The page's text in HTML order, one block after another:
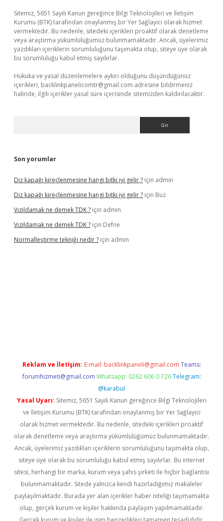
Sitemiz, 5651 Sayılı Kanun gereğince Bilgi Teknolojileri ve İletişim
Kurumu (BTK) tarafından onaylanmış bir Yer Sağlayıcı olarak hizmet
vermektedir. Bu nedenle, sitedeki içerikleri proaktif olarak denetleme
veya araştırma yükümlülüğümüz bulunmamaktadır. Ancak, üyelerimiz
yazdıkları içeriklerin sorumluluğunu taşımakta olup, siteye üye olarak
bu sorumluluğu kabul etmiş sayılırlar.
Hukuka ve yasal düzenlemelere aykırı olduğunu düşündüğünüz
içerikleri, backlinkpanelicomtr@gmail.com adresine bildirmeniz
halinde, ilgili içerikler yasal süre içerisinde sitemizden kaldırılacaktır.
Son yorumlar
Diz kapağı kireçlenmesine hangi bitki iyi gelir ? için admin
Diz kapağı kireçlenmesine hangi bitki iyi gelir ? için Buz
Vızıldamak ne demek TDK ? için admin
Vızıldamak ne demek TDK ? için Defne
Normalleştirme tekniği nedir ? için admin
Reklam ve İletişim: E-mail: backlinkpaneli@gmail.com Teams:
forumhizmeti@gmail.com Whatsapp: 0262 606 0 726 Telegram:
@karabul
Yasal Uyarı: Sitemiz, 5651 Sayılı Kanun gereğince Bilgi Teknolojileri
ve İletişim Kurumu (BTK) tarafından onaylanmış bir Yer Sağlayıcı
olarak hizmet vermektedir. Bu nedenle, sitedeki içerikleri proaktif
olarak denetleme veya araştırma yükümlülüğümüz bulunmamaktadır.
Ancak, üyelerimiz yazdıkları içeriklerin sorumluluğunu taşımakta olup,
siteye üye olarak bu sorumluluğu kabul etmiş sayılırlar. Bu internet
sitesi, herhangi bir marka, kurum veya şahıs şirketi ile hiçbir bağlantısı
bulunmamaktadır. Sitede yalnızca kendi hazırladığımız makaleler
paylaşılmaktadır. Burada yer alan içerikler haber niteliği taşımamakta
olup, gerçek kurum ve kişiler hakkında paylaşım yapılmamaktadır.